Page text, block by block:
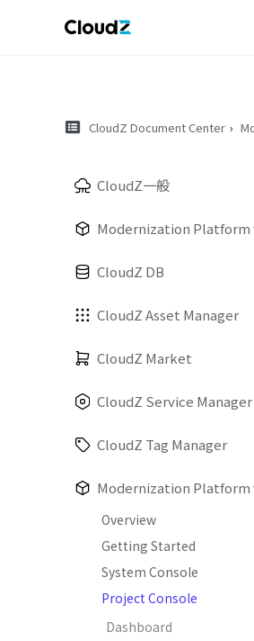
CloudZ Document Center
CloudZ一般
Modernization Platform
CloudZ DB
CloudZ Asset Manager
CloudZ Market
CloudZ Service Manager
CloudZ Tag Manager
Modernization Platform
Overview
Getting Started
System Console
Project Console
Dashboard